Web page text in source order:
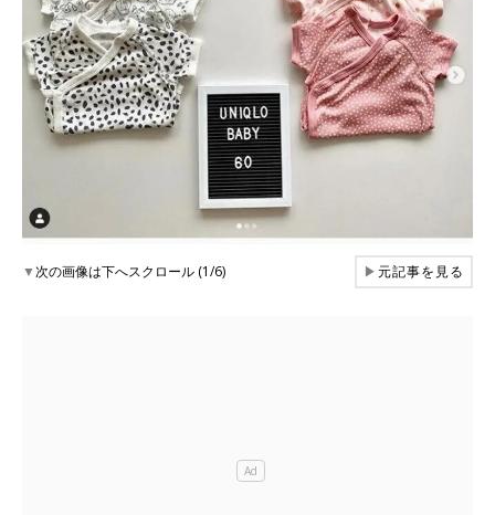
▼次の画像は下へスクロール (1/6) ▶元記事を見る